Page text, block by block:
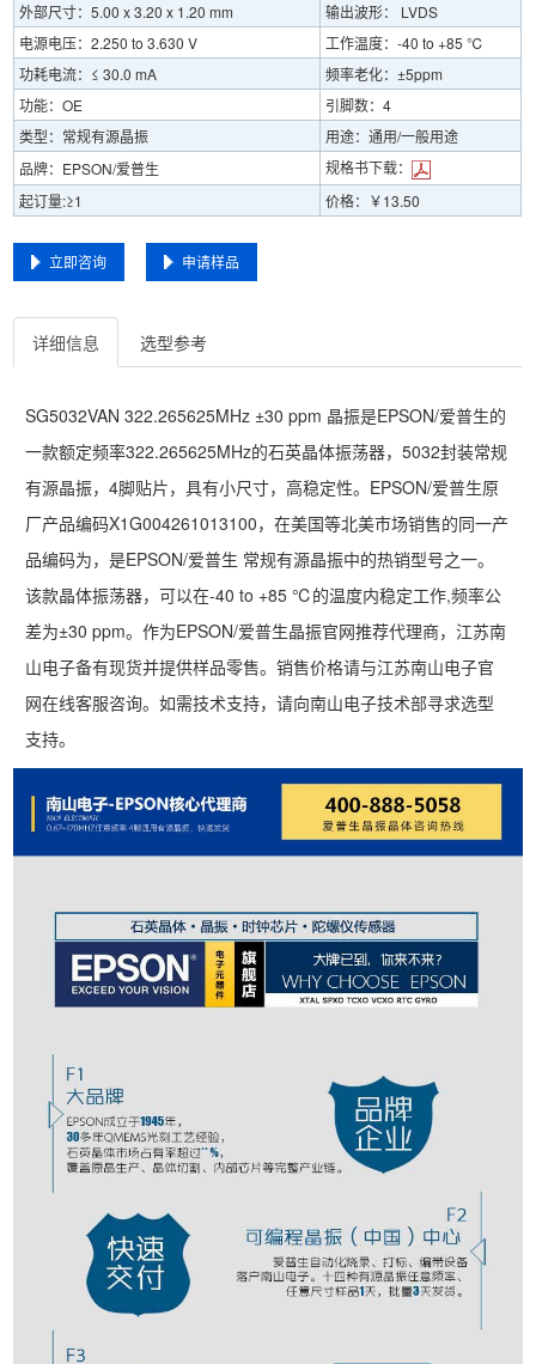
外部尺寸：5.00 x 3.20 x 1.20 mm
输出波形： LVDS
电源电压：2.250 to 3.630 V
工作温度：-40 to +85 ℃
功耗电流：≤ 30.0 mA
频率老化：±5ppm
功能：OE
引脚数：4
类型：常规有源晶振
用途：通用/一般用途
品牌：EPSON/爱普生
规格书下载：
起订量:≥1
价格：￥13.50
立即咨询 申请样品
详细信息 选型参考
SG5032VAN 322.265625MHz ±30 ppm 晶振是EPSON/爱普生的
一款额定频率322.265625MHz的石英晶体振荡器，5032封装常规
有源晶振，4脚贴片，具有小尺寸，高稳定性。EPSON/爱普生原
厂产品编码X1G004261013100，在美国等北美市场销售的同一产
品编码为，是EPSON/爱普生 常规有源晶振中的热销型号之一。
该款晶体振荡器，可以在-40 to +85 ℃的温度内稳定工作,频率公
差为±30 ppm。作为EPSON/爱普生晶振官网推荐代理商，江苏南
山电子备有现货并提供样品零售。销售价格请与江苏南山电子官
网在线客服咨询。如需技术支持，请向南山电子技术部寻求选型
支持。